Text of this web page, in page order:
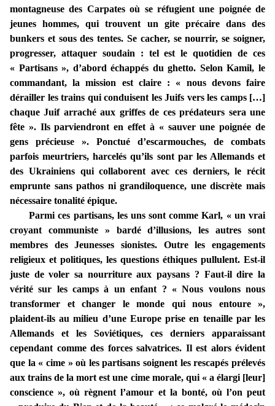
montagneuse des Carpates où se réfugient une poignée de
jeunes hommes, qui trouvent un gite précaire dans des
bunkers et sous des tentes. Se cacher, se nourrir, se soigner,
progresser, attaquer soudain : tel est le quotidien de ces
« Partisans », d’abord échappés du ghetto. Selon Kamil, le
commandant, la mission est claire : « nous devons faire
dérailler les trains qui conduisent les Juifs vers les camps […]
chaque Juif arraché aux griffes de ces prédateurs sera une
fête ». Ils parviendront en effet à « sauver une poignée de
gens précieuse ». Ponctué d’escarmouches, de combats
parfois meurtriers, harcelés qu’ils sont par les Allemands et
des Ukrainiens qui collaborent avec ces derniers, le récit
emprunte sans pathos ni grandiloquence, une discrète mais
nécessaire tonalité épique.
Parmi ces partisans, les uns sont comme Karl, « un vrai
croyant communiste » bardé d’illusions, les autres sont
membres des Jeunesses sionistes. Outre les engagements
religieux et politiques, les questions éthiques pullulent. Est-il
juste de voler sa nourriture aux paysans ? Faut-il dire la
vérité sur les camps à un enfant ? « Nous voulons nous
transformer et changer le monde qui nous entoure »,
plaident-ils au milieu d’une Europe prise en tenaille par les
Allemands et les Soviétiques, ces derniers apparaissant
cependant comme des forces salvatrices. Il est alors évident
que la « cime » où les partisans soignent les rescapés prélevés
aux trains de la mort est une cime morale, qui « a élargi [leur]
conscience », où règnent l’amour et la bonté, où l’on peut